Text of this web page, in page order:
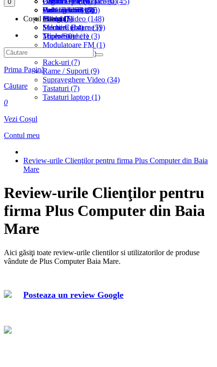
Ventilatoare (14)
Hub-uri USB (3)
Mausi (7)
Memorii Externe (9)
Microfoane (1)
Modulatoare FM (1)
MousePad-uri (2)
Rack-uri (7)
Rame / Suporti (9)
Supraveghere Video (34)
Tastaturi (7)
Tastaturi laptop (1)
Cabluri USB (86)
Cabluri Video (148)
Paste Termice (15)
Plicuri (5)
Solutii Curatare (5)
Tonere (0)
Prelungitoare (5)
Prize (4)
Stechere (14)
Triplu Stechere (3)
0
Coșul este gol!
Prima Pagină
Căutare
0
Vezi Coșul
Contul meu
Review-urile Clienţilor pentru firma Plus Computer din Baia
Mare
Review-urile Clienţilor pentru
firma Plus Computer din Baia
Mare
Aici găsiţi toate review-urile clientilor si utilizatorilor de produse
vândute de Plus Computer Baia Mare.
Posteaza un review Google